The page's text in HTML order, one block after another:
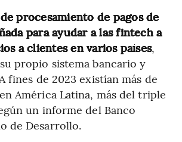
procesamiento de pagos de
para ayudar a las fintech a
a clientes en varios países,
propio sistema bancario y
fines de 2023 existían más de
América Latina, más del triple
un informe del Banco
de Desarrollo.